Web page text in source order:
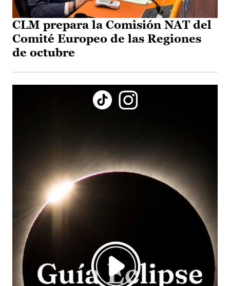
CLM prepara la Comisión NAT del
Comité Europeo de las Regiones
de octubre